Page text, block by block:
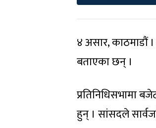
४ असार, काठमाडौं
बताएका छन् ।
प्रतिनिधिसभामा
हुन् । सांसदले